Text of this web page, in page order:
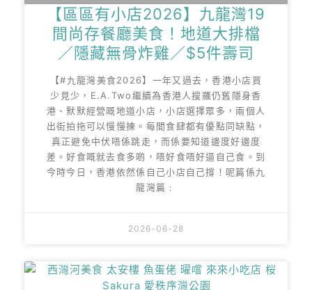
【區區有小店2026】九龍灣19
間尚存餐廳美食！地道大排檔
／隱藏無骨炸雞／$5件壽司
【#九龍灣美食2026】一年又過去，香港小店買
少見少，E.A.Two繼續為香港人搜羅仍舊隱身香
港、默默經營嘅地道小店，小店選擇眾多，兩個人
出街拍拖可以慢慢揀。每間食肆都有優點同缺點，
真正避免中伏唔係跳走，而係要知道邊度好邊度
差。好食嘅就去食多啲，唔好食唔好逼自己食。到
今時今日，香港依然係自己小店自己撐！呢篇係九
龍灣篇﹕
2026-06-28